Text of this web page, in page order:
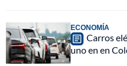
ECONOMÍA
Carros
uno en en